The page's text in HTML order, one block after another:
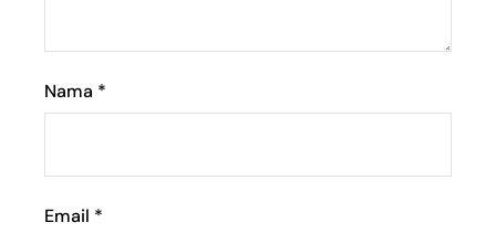
Nama *
Email *